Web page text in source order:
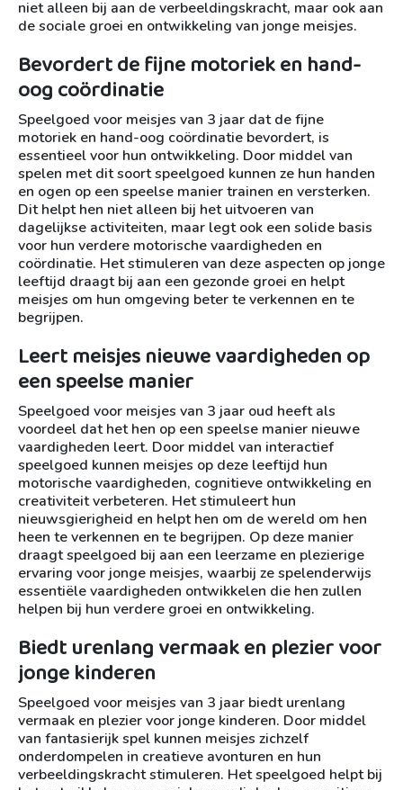
niet alleen bij aan de verbeeldingskracht, maar ook aan
de sociale groei en ontwikkeling van jonge meisjes.
Bevordert de fijne motoriek en hand-
oog coördinatie
Speelgoed voor meisjes van 3 jaar dat de fijne
motoriek en hand-oog coördinatie bevordert, is
essentieel voor hun ontwikkeling. Door middel van
spelen met dit soort speelgoed kunnen ze hun handen
en ogen op een speelse manier trainen en versterken.
Dit helpt hen niet alleen bij het uitvoeren van
dagelijkse activiteiten, maar legt ook een solide basis
voor hun verdere motorische vaardigheden en
coördinatie. Het stimuleren van deze aspecten op jonge
leeftijd draagt bij aan een gezonde groei en helpt
meisjes om hun omgeving beter te verkennen en te
begrijpen.
Leert meisjes nieuwe vaardigheden op
een speelse manier
Speelgoed voor meisjes van 3 jaar oud heeft als
voordeel dat het hen op een speelse manier nieuwe
vaardigheden leert. Door middel van interactief
speelgoed kunnen meisjes op deze leeftijd hun
motorische vaardigheden, cognitieve ontwikkeling en
creativiteit verbeteren. Het stimuleert hun
nieuwsgierigheid en helpt hen om de wereld om hen
heen te verkennen en te begrijpen. Op deze manier
draagt speelgoed bij aan een leerzame en plezierige
ervaring voor jonge meisjes, waarbij ze spelenderwijs
essentiële vaardigheden ontwikkelen die hen zullen
helpen bij hun verdere groei en ontwikkeling.
Biedt urenlang vermaak en plezier voor
jonge kinderen
Speelgoed voor meisjes van 3 jaar biedt urenlang
vermaak en plezier voor jonge kinderen. Door middel
van fantasierijk spel kunnen meisjes zichzelf
onderdompelen in creatieve avonturen en hun
verbeeldingskracht stimuleren. Het speelgoed helpt bij